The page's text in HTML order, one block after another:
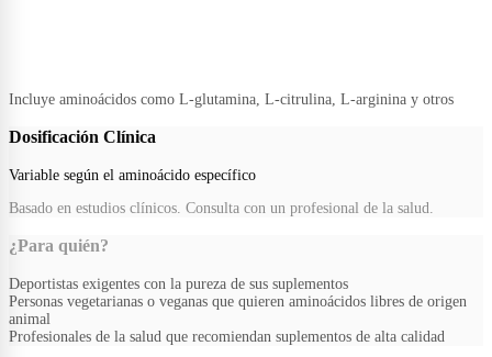
Incluye aminoácidos como L-glutamina, L-citrulina, L-arginina y otros
Dosificación Clínica
Variable según el aminoácido específico
Basado en estudios clínicos. Consulta con un profesional de la salud.
¿Para quién?
Deportistas exigentes con la pureza de sus suplementos
Personas vegetarianas o veganas que quieren aminoácidos libres de origen
animal
Profesionales de la salud que recomiendan suplementos de alta calidad